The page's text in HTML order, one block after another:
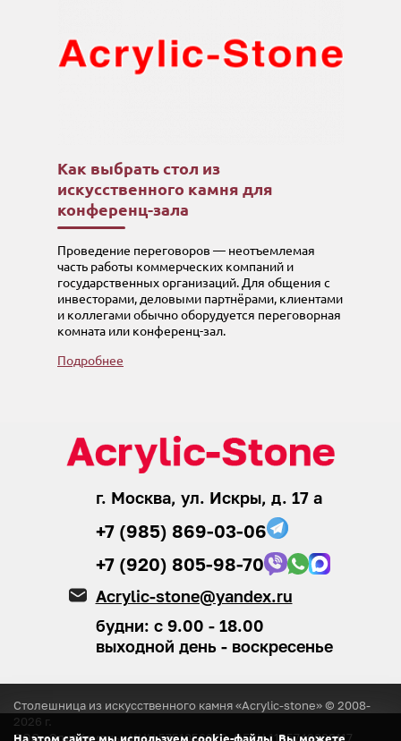
Как выбрать стол из
искусственного камня для
конференц-зала
Проведение переговоров — неотъемлемая
часть работы коммерческих компаний и
государственных организаций. Для общения с
инвесторами, деловыми партнёрами, клиентами
и коллегами обычно оборудуется переговорная
комната или конференц-зал.
Подробнее
г. Москва, ул. Искры, д. 17 а
+7 (985) 869-03-06
+7 (920) 805-98-70
Acrylic-stone@yandex.ru
будни: с 9.00 - 18.00
выходной день - воскресенье
Столешница из искусственного камня «Acrylic-stone» © 2008-
2026 г.
ООО «ЭлитКамень»ИНН 5751056920, ОГРН 1155749008117
На этом сайте мы используем cookie-файлы. Вы можете